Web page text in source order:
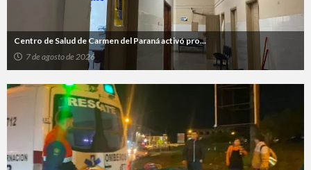
Centro de Salud de Carmen del Paraná activó pro...
7 de agosto de 2026